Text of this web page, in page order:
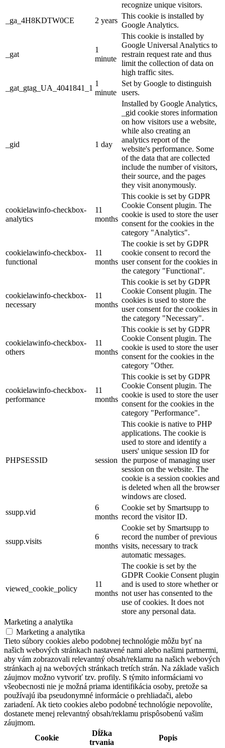
recognize unique visitors.
_ga_4H8KDTW0CE
2 years
This cookie is installed by
Google Analytics.
_gat
1
minute
This cookie is installed by
Google Universal Analytics to
restrain request rate and thus
limit the collection of data on
high traffic sites.
_gat_gtag_UA_4041841_1
1
minute
Set by Google to distinguish
users.
_gid 1 day
Installed by Google Analytics,
_gid cookie stores information
on how visitors use a website,
while also creating an
analytics report of the
website's performance. Some
of the data that are collected
include the number of visitors,
their source, and the pages
they visit anonymously.
cookielawinfo-checkbox-
analytics
11
months
This cookie is set by GDPR
Cookie Consent plugin. The
cookie is used to store the user
consent for the cookies in the
category "Analytics".
cookielawinfo-checkbox-
functional
11
months
The cookie is set by GDPR
cookie consent to record the
user consent for the cookies in
the category "Functional".
cookielawinfo-checkbox-
necessary
11
months
This cookie is set by GDPR
Cookie Consent plugin. The
cookies is used to store the
user consent for the cookies in
the category "Necessary".
cookielawinfo-checkbox-
others
11
months
This cookie is set by GDPR
Cookie Consent plugin. The
cookie is used to store the user
consent for the cookies in the
category "Other.
cookielawinfo-checkbox-
performance
11
months
This cookie is set by GDPR
Cookie Consent plugin. The
cookie is used to store the user
consent for the cookies in the
category "Performance".
PHPSESSID session
This cookie is native to PHP
applications. The cookie is
used to store and identify a
users' unique session ID for
the purpose of managing user
session on the website. The
cookie is a session cookies and
is deleted when all the browser
windows are closed.
ssupp.vid
6
months
Cookie set by Smartsupp to
record the visitor ID.
ssupp.visits
6
months
Cookie set by Smartsupp to
record the number of previous
visits, necessary to track
automatic messages.
viewed_cookie_policy
11
months
The cookie is set by the
GDPR Cookie Consent plugin
and is used to store whether or
not user has consented to the
use of cookies. It does not
store any personal data.
Marketing a analytika
Marketing a analytika
Tieto súbory cookies alebo podobnej technológie môžu byť na
našich webových stránkach nastavené nami alebo našimi partnermi,
aby vám zobrazovali relevantný obsah/reklamu na našich webových
stránkach aj na webových stránkach tretích strán. Na základe vašich
záujmov možno vytvoriť tzv. profily. S týmito informáciami vo
všeobecnosti nie je možná priama identifikácia osoby, pretože sa
používajú iba pseudonymné informácie o prehliadači, alebo
zariadení. Ak tieto cookies alebo podobné technológie nepovolíte,
dostanete menej relevantný obsah/reklamu prispôsobenú vašim
záujmom.
Cookie
Dĺžka
trvania
Popis